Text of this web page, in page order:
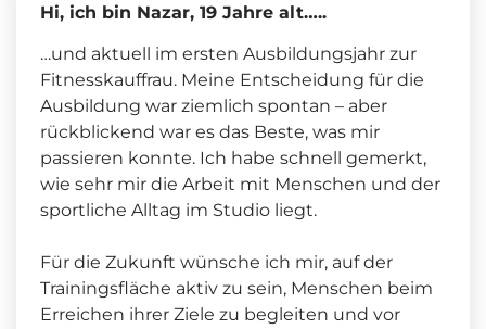
Hi, ich bin Nazar, 19 Jahre alt…..
…und aktuell im ersten Ausbildungsjahr zur
Fitnesskauffrau. Meine Entscheidung für die
Ausbildung war ziemlich spontan – aber
rückblickend war es das Beste, was mir
passieren konnte. Ich habe schnell gemerkt,
wie sehr mir die Arbeit mit Menschen und der
sportliche Alltag im Studio liegt.
Für die Zukunft wünsche ich mir, auf der
Trainingsfläche aktiv zu sein, Menschen beim
Erreichen ihrer Ziele zu begleiten und vor